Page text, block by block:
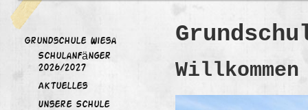
Grundschule Wiesa
Schulanfänger
2026/2027
Aktuelles
Unsere Schule